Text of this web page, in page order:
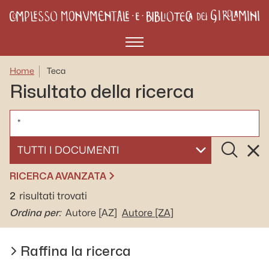
Menù
Home Teca
Risultato della ricerca
SELEZIONA UN DOCUMENTO
Cerca
RICERCA AVANZATA
2 risultati trovati
Ordina per: Autore [AZ] Autore [ZA]
Raffina la ricerca